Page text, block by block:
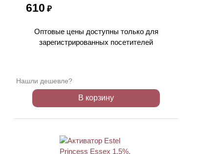
610 ₽
Оптовые цены доступны только для
зарегистрированных посетителей
Нашли дешевле?
В корзину